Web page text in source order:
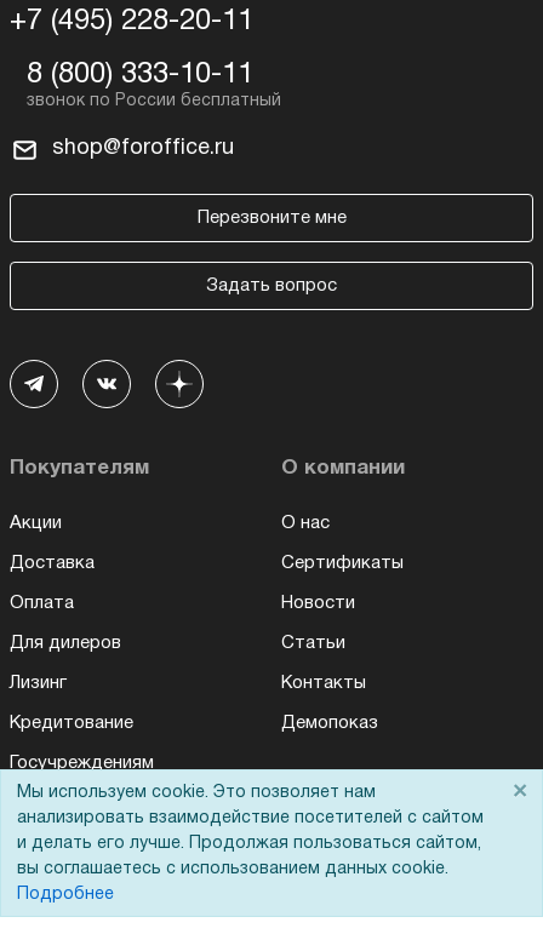
+7 (495) 228-20-11
8 (800) 333-10-11
shop@foroffice.ru
Перезвоните мне
Задать вопрос
Покупателям
Акции
Доставка
Оплата
Для дилеров
Лизинг
Кредитование
Госучреждениям
Тендеры
Бренды
ЭДО
О компании
О нас
Сертификаты
Новости
Статьи
Контакты
Демопоказ
Мы используем cookie. Это позволяет нам
анализировать взаимодействие посетителей с сайтом
и делать его лучше. Продолжая пользоваться сайтом,
вы соглашаетесь с использованием данных cookie.
Подробнее
×